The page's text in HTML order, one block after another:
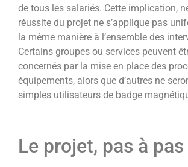
de tous les salariés. Cette implication,
réussite du projet ne s’applique pas
la même manière à l’ensemble des
Certains groupes ou services peuvent
concernés par la mise en place des
équipements, alors que d’autres ne
simples utilisateurs de badge
Le projet, pas à pas